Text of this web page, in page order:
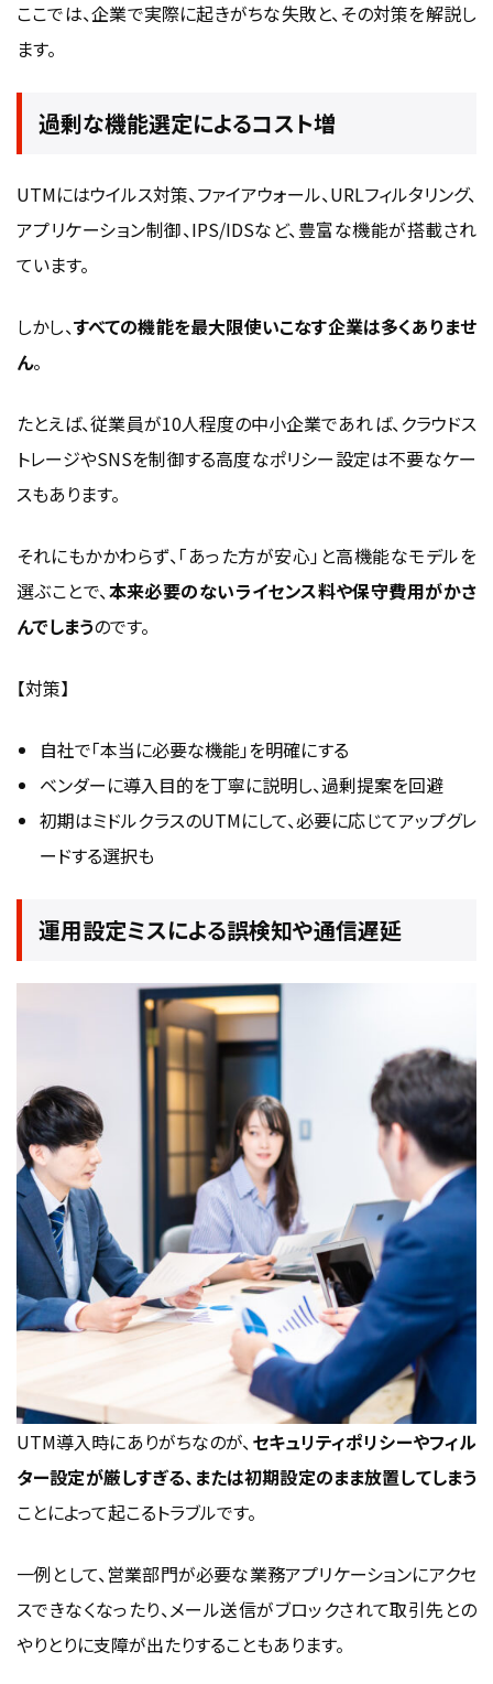
ここでは、企業で実際に起きがちな失敗と、その対策を解説し
ます。
過剰な機能選定によるコスト増
UTMにはウイルス対策、ファイアウォール、URLフィルタリング、
アプリケーション制御、IPS/IDSなど、豊富な機能が搭載され
ています。
しかし、すべての機能を最大限使いこなす企業は多くありませ
ん。
たとえば、従業員が10人程度の中小企業であれば、クラウドス
トレージやSNSを制御する高度なポリシー設定は不要なケー
スもあります。
それにもかかわらず、「あった方が安心」と高機能なモデルを
選ぶことで、本来必要のないライセンス料や保守費用がかさ
んでしまうのです。
【対策】
自社で「本当に必要な機能」を明確にする
ベンダーに導入目的を丁寧に説明し、過剰提案を回避
初期はミドルクラスのUTMにして、必要に応じてアップグレ
ードする選択も
運用設定ミスによる誤検知や通信遅延
UTM導入時にありがちなのが、 セキュリティポリシーやフィル
ター設定が厳しすぎる、または初期設定のまま放置してしまう
ことによって起こるトラブルです。
一例として、営業部門が必要な業務アプリケーションにアクセ
スできなくなったり、メール送信がブロックされて取引先との
やりとりに支障が出たりすることもあります。